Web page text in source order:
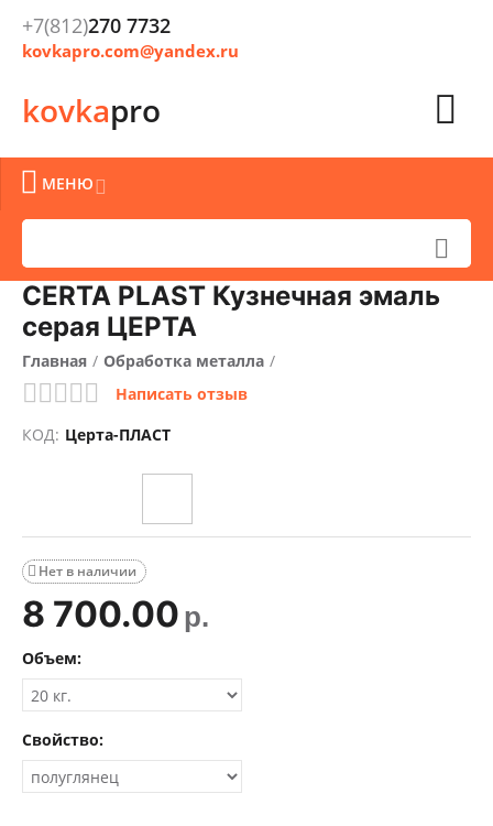
kovkapro
+7(812)270 7732
kovkapro.com@yandex.ru

 МЕНЮ

CERTA PLAST Кузнечная эмаль
серая ЦЕРТА
Главная / Обработка металла /
Очистка, окраска и защита металла
Краски кузнечные
Написать отзыв
КОД: Церта-ПЛАСТ
Нет в наличии

8 700.00 р.
Объем:
Свойство: